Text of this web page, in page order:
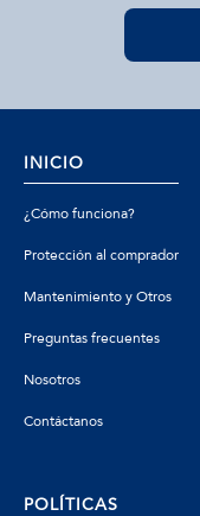
INICIO
¿Cómo funciona?
Protección al comprador
Mantenimiento y Otros
Preguntas frecuentes
Nosotros
Contáctanos
POLÍTICAS